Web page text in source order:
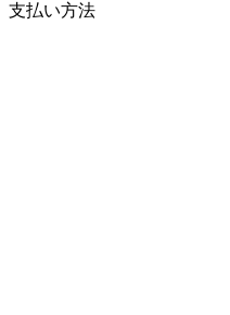
支払い方法